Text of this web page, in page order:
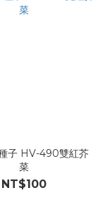
子 HV-490雙紅芥
菜
NT$100